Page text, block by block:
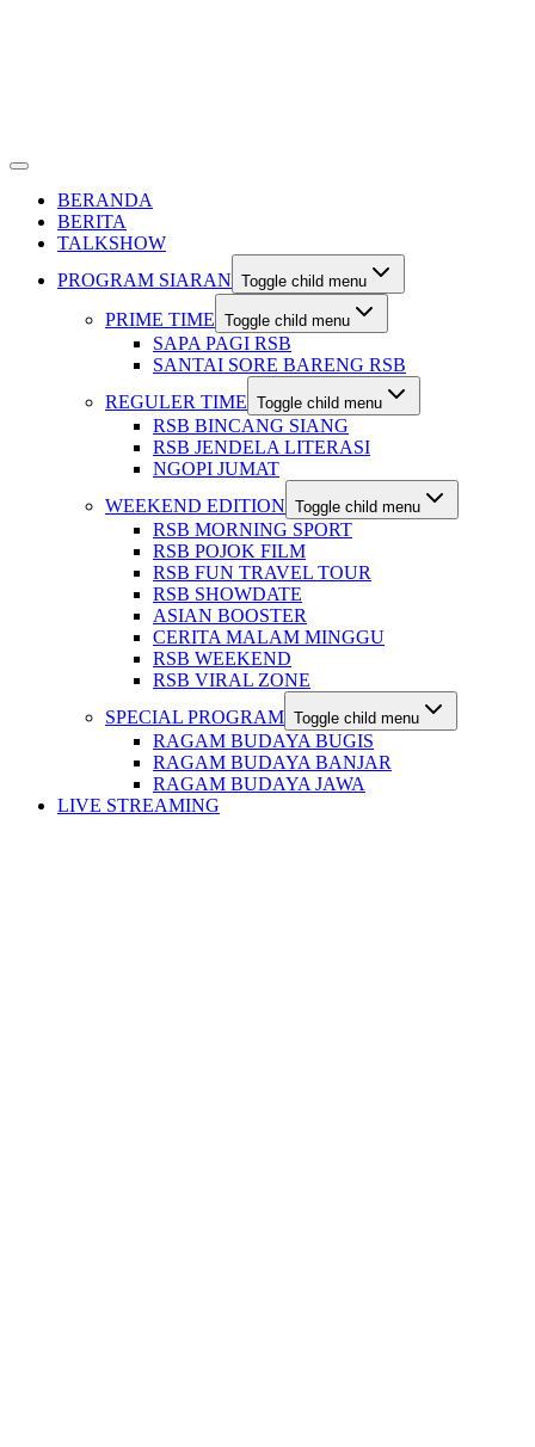
BERANDA
BERITA
TALKSHOW
PROGRAM SIARAN Toggle child menu
PRIME TIME Toggle child menu
SAPA PAGI RSB
SANTAI SORE BARENG RSB
REGULER TIME Toggle child menu
RSB BINCANG SIANG
RSB JENDELA LITERASI
NGOPI JUMAT
WEEKEND EDITION Toggle child menu
RSB MORNING SPORT
RSB POJOK FILM
RSB FUN TRAVEL TOUR
RSB SHOWDATE
ASIAN BOOSTER
CERITA MALAM MINGGU
RSB WEEKEND
RSB VIRAL ZONE
SPECIAL PROGRAM Toggle child menu
RAGAM BUDAYA BUGIS
RAGAM BUDAYA BANJAR
RAGAM BUDAYA JAWA
LIVE STREAMING